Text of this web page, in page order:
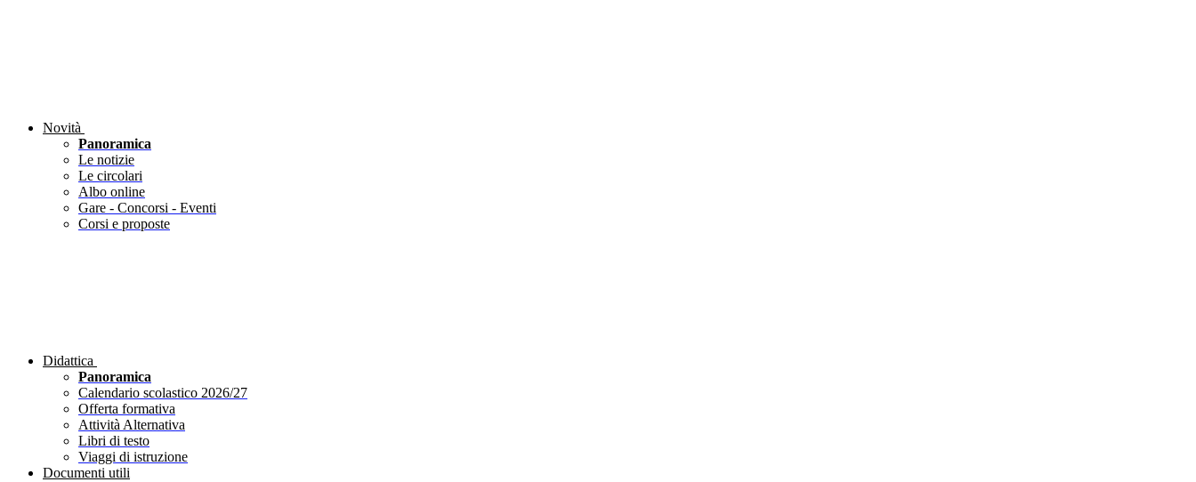
Novità
Panoramica
Le notizie
Le circolari
Albo online
Gare - Concorsi - Eventi
Corsi e proposte
Didattica
Panoramica
Calendario scolastico 2026/27
Offerta formativa
Attività Alternativa
Libri di testo
Viaggi di istruzione
Documenti utili